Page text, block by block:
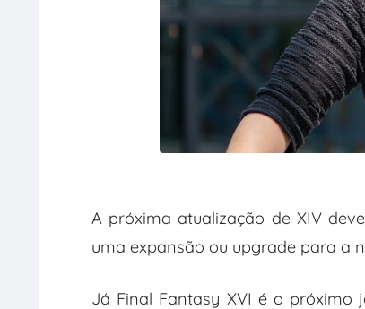
A próxima atualização de XIV
uma expansão ou upgrade para a
Já Final Fantasy XVI é o próximo